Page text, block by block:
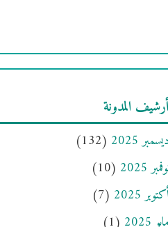
المدونة
ديسمبر 2025
(132)
2025
(10)
2025
(7)
مايو 2025
(1)